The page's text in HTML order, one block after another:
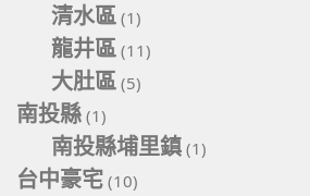
清水區 (1)
龍井區 (11)
大肚區 (5)
南投縣 (1)
南投縣埔里鎮 (1)
台中豪宅 (10)